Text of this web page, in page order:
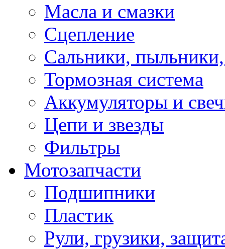
Масла и смазки
Сцепление
Сальники,
Тормозная система
Аккумуляторы и
Цепи и звезды
Фильтры
Мотозапчасти
Подшипники
Пластик
Рули, грузики,